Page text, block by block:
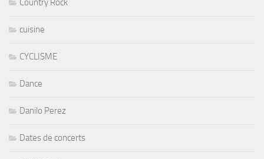
Country Rock
cuisine
CYCLISME
Dance
Danilo Perez
Dates de concerts